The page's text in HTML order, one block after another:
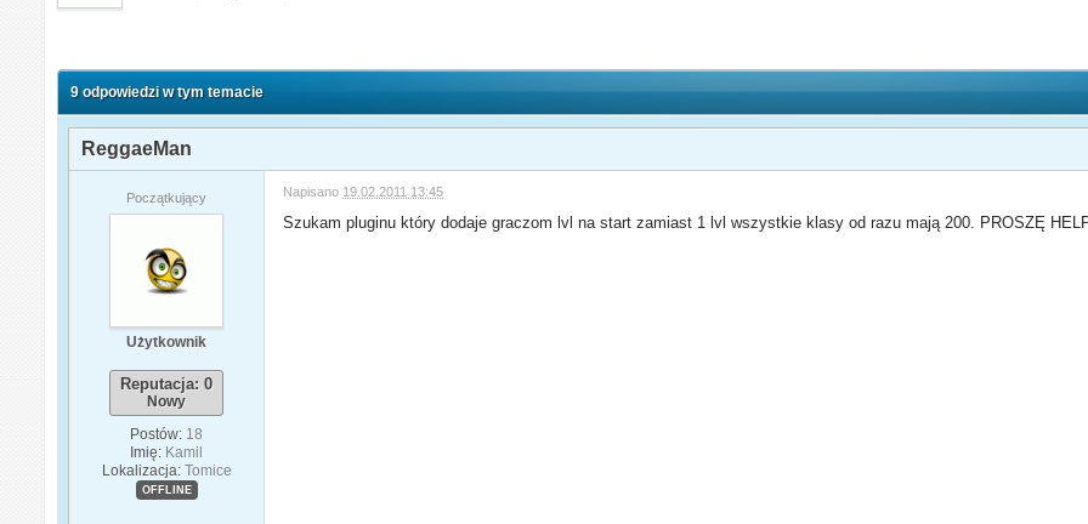
9 odpowiedzi w tym temacie
ReggaeMan
Początkujący
Użytkownik
Reputacja: 0
Nowy
Postów: 18
Imię: Kamil
Lokalizacja: Tomice
OFFLINE
Napisano 19.02.2011 13:45
Szukam pluginu który dodaje graczom lvl na start zamiast 1 lvl wszystkie klasy od razu mają 200. PROSZĘ